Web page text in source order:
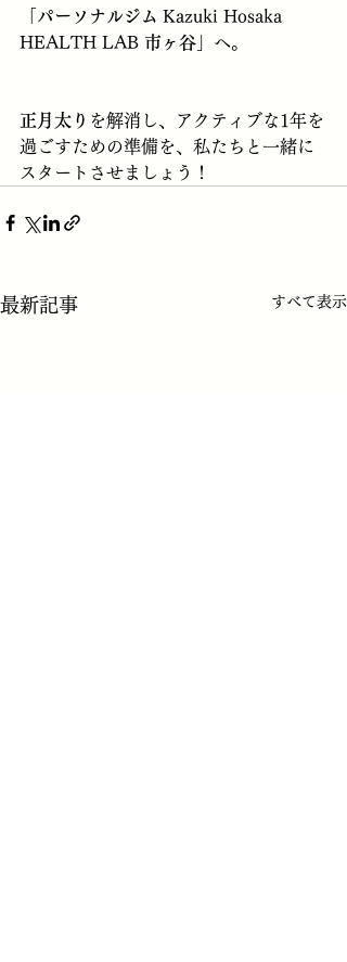
パーソナルジム Kazuki Hosaka
HEALTH LAB 市ヶ谷 」へ。
正月太り を解消し、アクティブな1年を
過ごすための準備を、私たちと一緒に
スタートさせましょう！
最新記事 すべて表示